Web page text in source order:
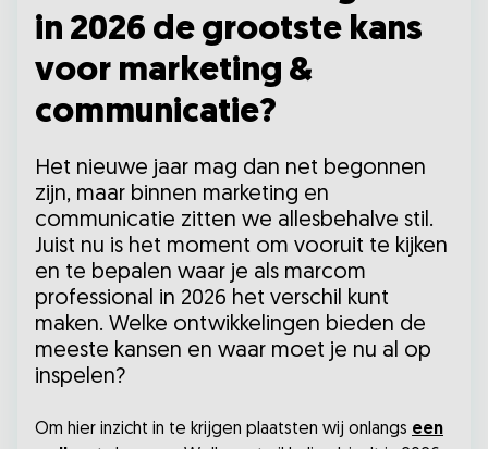
in 2026 de grootste kans
voor marketing &
communicatie?
Het nieuwe jaar mag dan net begonnen
zijn, maar binnen marketing en
communicatie zitten we allesbehalve stil.
Juist nu is het moment om vooruit te kijken
en te bepalen waar je als marcom
professional in 2026 het verschil kunt
maken. Welke ontwikkelingen bieden de
meeste kansen en waar moet je nu al op
inspelen?
Om hier inzicht in te krijgen plaatsten wij onlangs een